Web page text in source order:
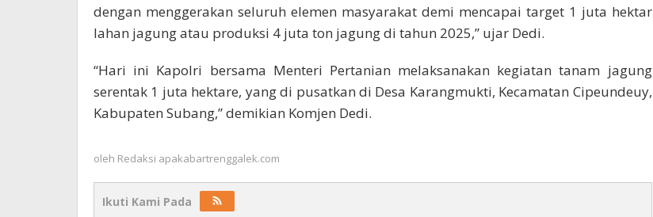
dengan menggerakan seluruh elemen masyarakat demi mencapai target 1 juta hektar
lahan jagung atau produksi 4 juta ton jagung di tahun 2025,” ujar Dedi.
“Hari ini Kapolri bersama Menteri Pertanian melaksanakan kegiatan tanam jagung
serentak 1 juta hektare, yang di pusatkan di Desa Karangmukti, Kecamatan Cipeundeuy,
Kabupaten Subang,” demikian Komjen Dedi.
oleh Redaksi apakabartrenggalek.com
Ikuti Kami Pada